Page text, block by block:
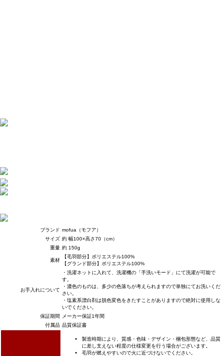
ブランド mofua（モフア）
サイズ 約 幅100×高さ70（cm）
重量 約 150g
素材
【毛羽部分】ポリエステル100%
【グランド部分】ポリエステル100%
お手入れについて
・洗濯ネットに入れて、洗濯機の「手洗いモード」にて洗濯が可能で
す。
・濃色のものは、多少の色落ちが考えられますので単独にてお洗いくだ
さい。
・塩素系漂白剤は脱色変色をきたすことがありますので絶対に使用しな
いでください。
保証期間 メーカー保証1年間
付属品 品質保証書
製造時期により、質感・色味・デザイン・梱包形態など、品質
に差し支えない程度の仕様変更を行う場合がございます。
毛羽が燃えやすいので火に近づけないでください。